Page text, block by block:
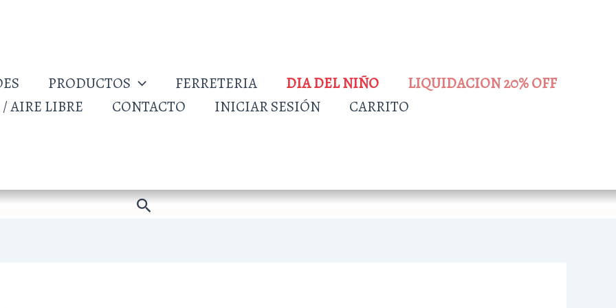
PRODUCTOS FERRETERIA DIA DEL NIÑO
LIQUIDACION 20% OFF
AIRE LIBRE
CONTACTO INICIAR SESIÓN CARRITO
Buscar